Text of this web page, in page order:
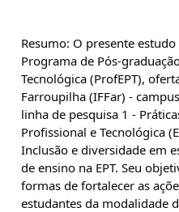
Resumo: O presente
Programa de Pós-
Tecnológica (ProfEPT),
Farroupilha (IFFar) -
linha de pesquisa 1 -
Profissional e Tecnológica
Inclusão e diversidade em
de ensino na EPT. Seu
formas de fortalecer as
estudantes da modalidade